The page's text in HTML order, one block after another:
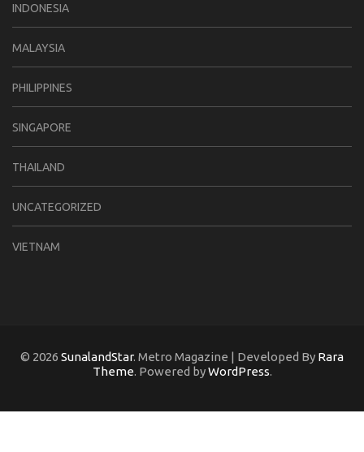
INDONESIA
MALAYSIA
PHILIPPINES
SINGAPORE
THAILAND
UNCATEGORIZED
VIETNAM
© 2026 SunalandStar. Metro Magazine | Developed By Rara
Theme. Powered byWordPress.